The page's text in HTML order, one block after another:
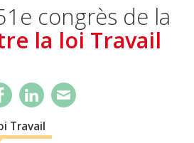
congrès de la
la loi Travail
Travail